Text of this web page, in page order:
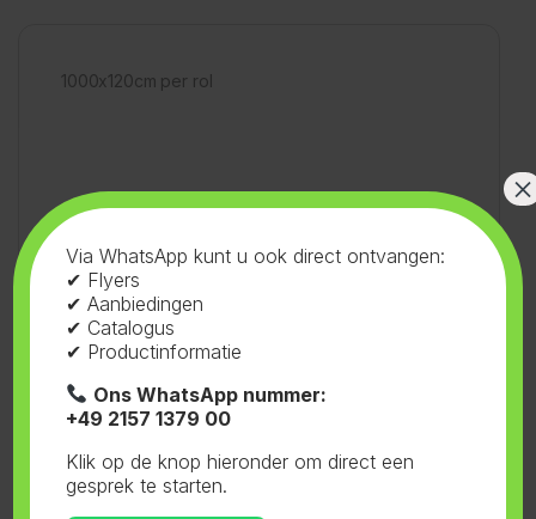
1000x120cm per rol
SKU:90.031 Categorie:Rollen en Tapes
Tag:
Via WhatsApp kunt u ook direct ontvangen:
✔ Flyers
✔ Aanbiedingen
✔ Catalogus
✔ Productinformatie
Ons WhatsApp nummer:
+49 2157 1379 00
Klik op de knop hieronder om direct een
gesprek te starten.
×